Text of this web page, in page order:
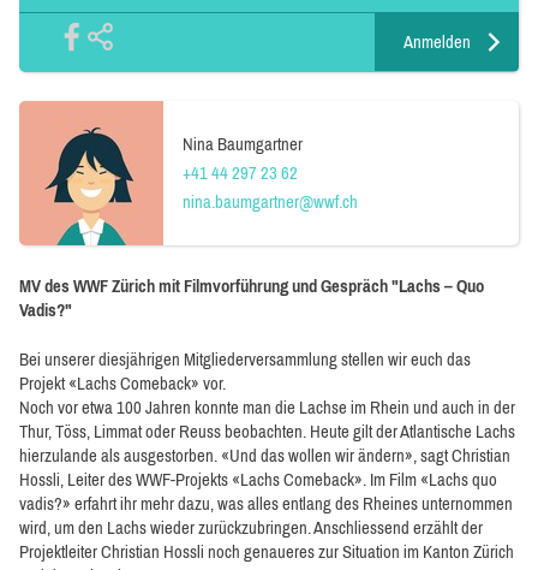
Anmelden
Nina Baumgartner
+41 44 297 23 62
nina.baumgartner@wwf.ch
MV des WWF Zürich mit Filmvorführung und Gespräch "Lachs – Quo
Vadis?"
Bei unserer diesjährigen Mitgliederversammlung stellen wir euch das
Projekt «Lachs Comeback» vor.
Noch vor etwa 100 Jahren konnte man die Lachse im Rhein und auch in der
Thur, Töss, Limmat oder Reuss beobachten. Heute gilt der Atlantische Lachs
hierzulande als ausgestorben. «Und das wollen wir ändern», sagt Christian
Hossli, Leiter des WWF-Projekts «Lachs Comeback». Im Film «Lachs quo
vadis?» erfahrt ihr mehr dazu, was alles entlang des Rheines unternommen
wird, um den Lachs wieder zurückzubringen. Anschliessend erzählt der
Projektleiter Christian Hossli noch genaueres zur Situation im Kanton Zürich